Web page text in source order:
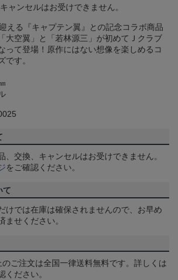
ャンセルはお受けできません。
える『キャプテン翼』との記念コラボ商品
大空翼」と「若林源三」が初めてＪクラブ
って登場！原作にはない想像を楽しめるコ
です。
、交換、キャンセルはお受けできません。
をご確認ください。
て
けでは在庫は確保されませんので、お早め
ませください。
ご注文は全国一律送料無料です。詳しくは
ください。